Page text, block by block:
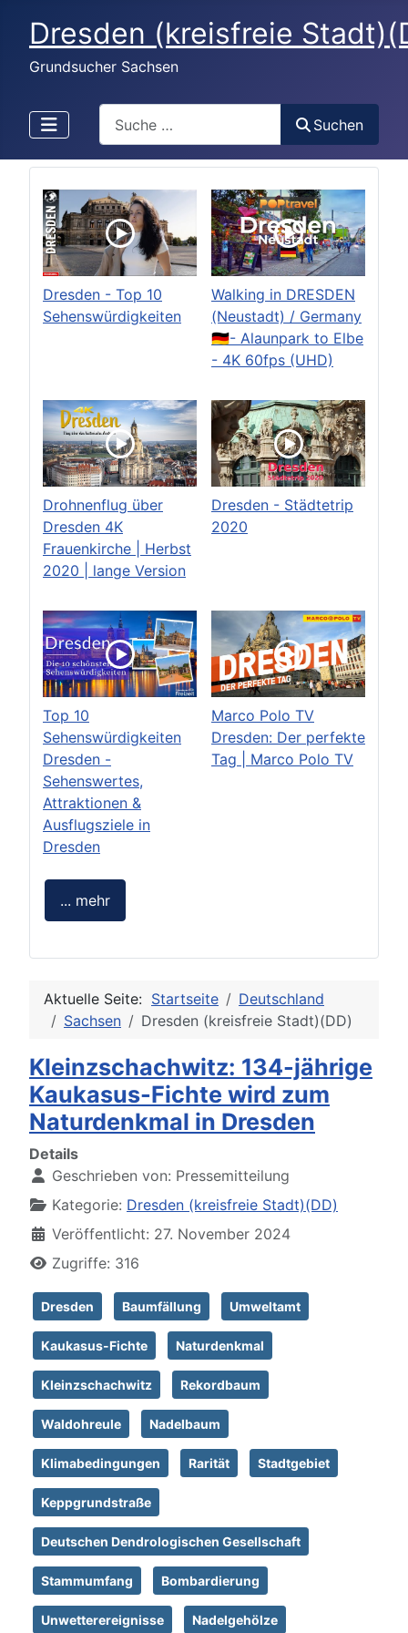
Dresden (kreisfreie
Grundsucher Sachsen
Suchen
Dresden - Top 10
Sehenswürdigkeiten
Walking in DRESDEN
(Neustadt) / Germany
🇩🇪- Alaunpark to Elbe
- 4K 60fps (UHD)
Drohnenflug über
Dresden 4K
Frauenkirche | Herbst
2020 | lange Version
Dresden - Städtetrip
2020
Top 10
Sehenswürdigkeiten
Dresden -
Sehenswertes,
Attraktionen &
Ausflugsziele in
Dresden
Marco Polo TV
Dresden: Der perfekte
Tag | Marco Polo TV
... mehr
Aktuelle Seite: Startseite
Deutschland
Sachsen
Dresden (kreisfreie Stadt)(DD)
Kleinzschachwitz: 134-jährige
Kaukasus-Fichte wird zum
Naturdenkmal in Dresden
Details
Geschrieben von: Pressemitteilung
Kategorie: Dresden (kreisfreie Stadt)(DD)
Veröffentlicht: 27. November 2024
Zugriffe: 316
Dresden Baumfällung Umweltamt
Kaukasus-Fichte Naturdenkmal
Kleinzschachwitz Rekordbaum
Waldohreule Nadelbaum
Klimabedingungen Rarität Stadtgebiet
Keppgrundstraße
Deutschen Dendrologischen Gesellschaft
Stammumfang Bombardierung
Unwetterereignisse Nadelgehölze